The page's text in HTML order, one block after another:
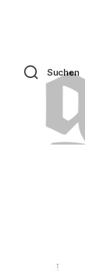
Suchen